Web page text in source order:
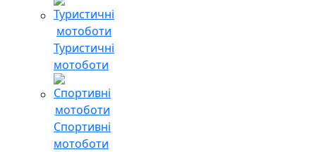
Туристичні
мотоботи
Спортивні
мотоботи